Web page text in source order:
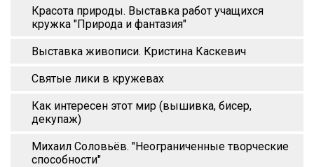
Красота природы. Выставка работ учащихся
кружка "Природа и фантазия"
Выставка живописи. Кристина Каскевич
Святые лики в кружевах
Как интересен этот мир (вышивка, бисер,
декупаж)
Михаил Соловьёв. "Неограниченные творческие
способности"